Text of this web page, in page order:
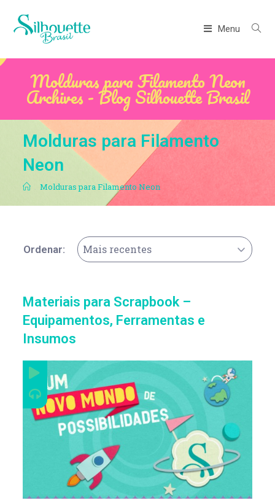
Menu
Molduras para Filamento Neon
Archives - Blog Silhouette Brasil
Molduras para Filamento
Neon
. Molduras para Filamento Neon
Ordenar: Mais recentes
Materiais para Scrapbook –
Equipamentos, Ferramentas e
Insumos